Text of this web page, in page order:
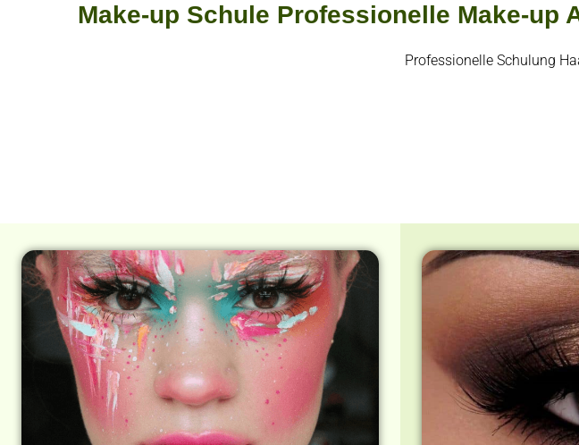
Make-up Schule Professionelle Make-
Professionelle Schulung